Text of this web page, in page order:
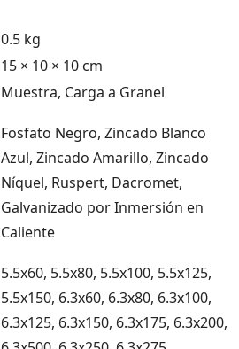
0.5 kg
15 × 10 × 10 cm
Muestra, Carga a Granel
Fosfato Negro, Zincado Blanco
Azul, Zincado Amarillo, Zincado
Níquel, Ruspert, Dacromet,
Galvanizado por Inmersión en
Caliente
5.5x60, 5.5x80, 5.5x100, 5.5x125,
5.5x150, 6.3x60, 6.3x80, 6.3x100,
6.3x125, 6.3x150, 6.3x175, 6.3x200,